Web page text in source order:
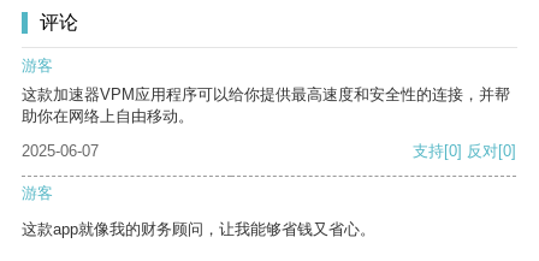
评论
游客
这款加速器VPM应用程序可以给你提供最高速度和安全性的连接，并帮
助你在网络上自由移动。
2025-06-07
支持[0] 反对[0]
游客
这款app就像我的财务顾问，让我能够省钱又省心。